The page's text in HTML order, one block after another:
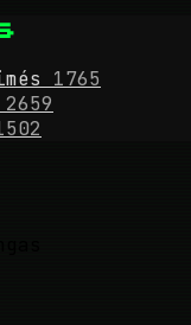
1765
2659